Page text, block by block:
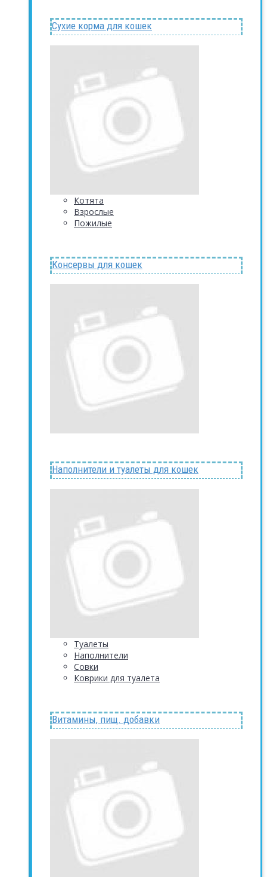
Сухие корма для кошек
Котята
Взрослые
Пожилые
Консервы для кошек
Наполнители и туалеты для кошек
Туалеты
Наполнители
Совки
Коврики для туалета
Витамины, пищ. добавки